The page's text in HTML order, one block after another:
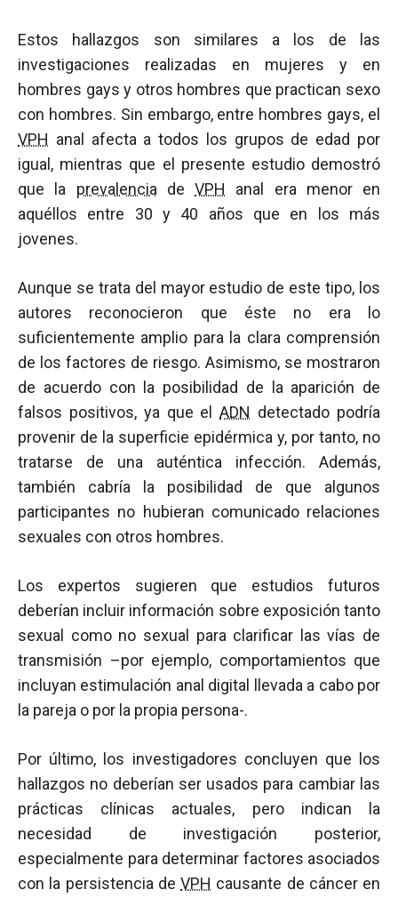
Estos hallazgos son similares a los de las
investigaciones realizadas en mujeres y en
hombres gays y otros hombres que practican sexo
con hombres. Sin embargo, entre hombres gays, el
VPH anal afecta a todos los grupos de edad por
igual, mientras que el presente estudio demostró
que la prevalencia de VPH anal era menor en
aquéllos entre 30 y 40 años que en los más
jovenes.
Aunque se trata del mayor estudio de este tipo, los
autores reconocieron que éste no era lo
suficientemente amplio para la clara comprensión
de los factores de riesgo. Asimismo, se mostraron
de acuerdo con la posibilidad de la aparición de
falsos positivos, ya que elADN detectado podría
provenir de la superficie epidérmica y, por tanto, no
tratarse de una auténtica infección. Además,
también cabría la posibilidad de que algunos
participantes no hubieran comunicado relaciones
sexuales con otros hombres.
Los expertos sugieren que estudios futuros
deberían incluir información sobre exposición tanto
sexual como no sexual para clarificar las vías de
transmisión –por ejemplo, comportamientos que
incluyan estimulación anal digital llevada a cabo por
la pareja o por la propia persona-.
Por último, los investigadores concluyen que los
hallazgos no deberían ser usados para cambiar las
prácticas clínicas actuales, pero indican la
necesidad de investigación posterior,
especialmente para determinar factores asociados
con la persistencia de VPH causante de cáncer en